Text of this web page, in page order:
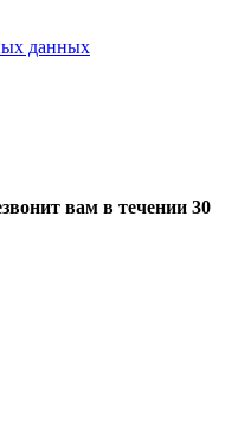
данных
вам в течении 30